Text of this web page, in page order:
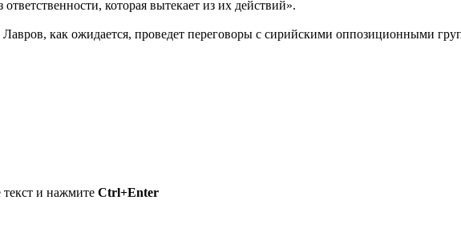
которая вытекает из их действий».
как ожидается, проведет переговоры с сирийскими оппозиционными
и нажмите Ctrl+Enter